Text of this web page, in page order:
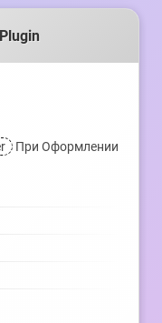
При Оформлении